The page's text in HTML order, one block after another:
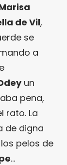
de Vil,
se
a
un
pena,
rato. La
de digna
pelos de
…